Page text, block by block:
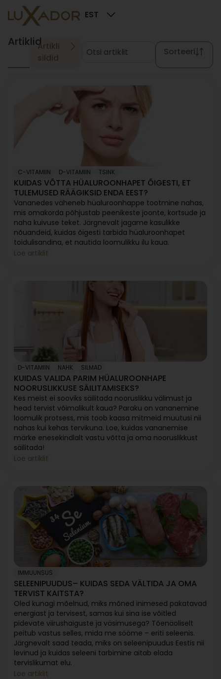
EST
ArtiklidArtikli
sildid
Sorteeri
C-VITAMIIN D-VITAMIIN TSINK
KUIDAS VÕTTA HÜALUROONHAPET ÕIGESTI, ET
TULEMUSED RÄÄGIKSID ENDA EEST?
Vananedes väheneb hüaluroonhappe tootmine nahas,
mis omakorda põhjustab peenikeste joonte, kortsude ja
naha kuivuse teket. Järgnevalt jagame kasulikke
nõuandeid, kuidas õigesti tarbida hüaluroonhapet
toidulisandina, et nautida loomulikku ilu kaua.
Loe artiklit
D-VITAMIIN NAHK SILMAD
KUIDAS VALIDA PARIM HÜALUROONHAPE
NOORUSLIKKUSE SÄILITAMISEKS?
Kes meist ei sooviks säilitada nooruslikku välimust ja
head tervist võimalikult kaua? Paraku on vananemine
loomulik protsess, mis toob kaasa mitmeid muutusi nii
nahas kui kehas tervikuna. Loe, kuidas vananemise
märke enesekindlalt vastu võtta ja oma nooruslikkust
säilitada!
Loe artiklit
IMMUUNSUS
SELEENIPUUDUS– KUIDAS SEDA VÄLTIDA JA OMA
TERVIST KAITSTA?
Oled kunagi mõelnud, miks mõned inimesed pakatavad
energiast ja tervisest, samas kui sina ise võitled
pidevate viirushaiguste ja väsimusega? Tõenäoliselt
peitub vastus selles, mida me sööme – eriti seleenis.
Järgnevalt saad teada, miks on seleenipuudus Eestis nii
levinud ja kuidas seleeni tarbimine aitab elada
tervislikumat elu.
Loe artiklit